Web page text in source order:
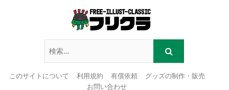
このサイトについて 利用規約 有償依頼
グッズの制作・販売
お問い合わせ